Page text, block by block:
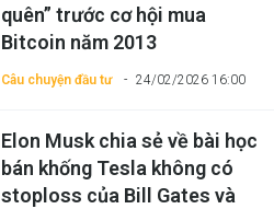
Câu chuyện đầu tư 24/02/2026 16:00
quên” trước cơ hội mua
Bitcoin năm 2013
Elon Musk chia sẻ về bài học
bán khống Tesla không có
stoploss của Bill Gates và